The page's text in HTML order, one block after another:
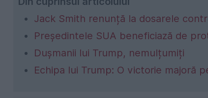
Jack Smith renunță la dosarele
Președintele SUA beneficiază de
Dușmanii lui Trump, nemulțumiți
Echipa lui Trump: O victorie majoră